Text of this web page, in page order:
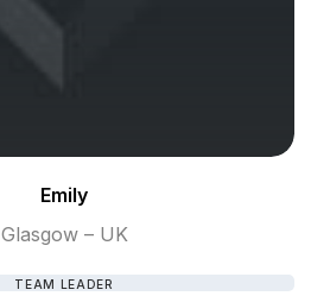
Emily
Glasgow – UK
TEAM LEADER